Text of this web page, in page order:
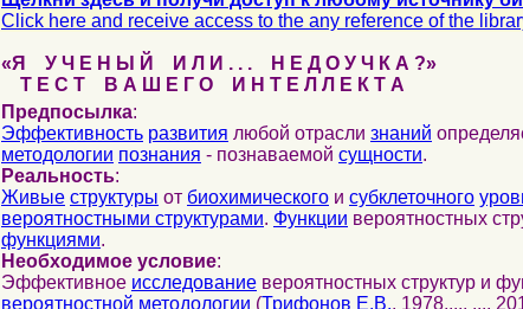
Click here and receive access to the any reference of the
«Я У Ч Е Н Ы Й И Л И . . . Н Е Д О У Ч К А ?»
Т Е С Т В А Ш Е Г О И Н Т Е Л Л Е К Т А
Предпосылка:
Эффективность развития любой отрасли знаний
методологии познания - познаваемой сущности.
Реальность:
Живые структуры от биохимического и субклеточного
вероятностными структурами. Функции вероятностных
функциями.
Необходимое условие:
Эффективное исследование вероятностных структур и
вероятностной методологии (Трифонов Е.В., 1978,..., ...,